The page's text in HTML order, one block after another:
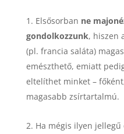
Elsősorban ne
gondolkozzunk, hiszen
(pl. francia saláta)
emészthető, emiatt
eltelíthet minket –
magasabb zsírtartalmú.
2. Ha mégis ilyen